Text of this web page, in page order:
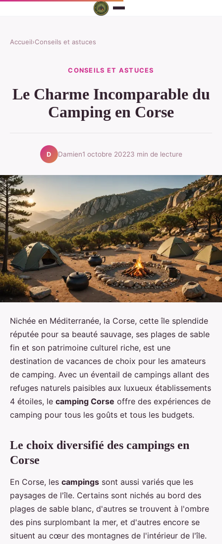
Accueil›Conseils et astuces
CONSEILS ET ASTUCES
Le Charme Incomparable du
Camping en Corse
D Damien1 octobre 20223 min de lecture
Nichée en Méditerranée, la Corse, cette île splendide
réputée pour sa beauté sauvage, ses plages de sable
fin et son patrimoine culturel riche, est une
destination de vacances de choix pour les amateurs
de camping. Avec un éventail de campings allant des
refuges naturels paisibles aux luxueux établissements
4 étoiles, le camping Corse offre des expériences de
camping pour tous les goûts et tous les budgets.
Le choix diversifié des campings en
Corse
En Corse, les campings sont aussi variés que les
paysages de l'île. Certains sont nichés au bord des
plages de sable blanc, d'autres se trouvent à l'ombre
des pins surplombant la mer, et d'autres encore se
situent au cœur des montagnes de l'intérieur de l'île.